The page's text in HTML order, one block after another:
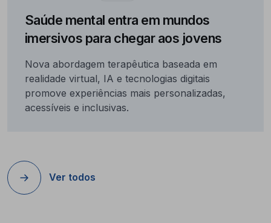
Saúde mental entra em mundos
imersivos para chegar aos jovens
Nova abordagem terapêutica baseada em
realidade virtual, IA e tecnologias digitais
promove experiências mais personalizadas,
acessíveis e inclusivas.
Ver todos